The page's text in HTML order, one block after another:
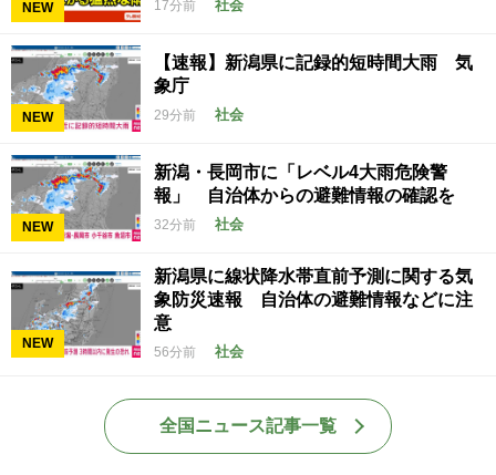
NEW 17分前 社会
NEW
【速報】新潟県に記録的短時間大雨 気
象庁
29分前 社会
NEW
新潟・長岡市に「レベル4大雨危険警
報」 自治体からの避難情報の確認を
32分前 社会
NEW
新潟県に線状降水帯直前予測に関する気
象防災速報 自治体の避難情報などに注
意
56分前 社会
全国ニュース記事一覧